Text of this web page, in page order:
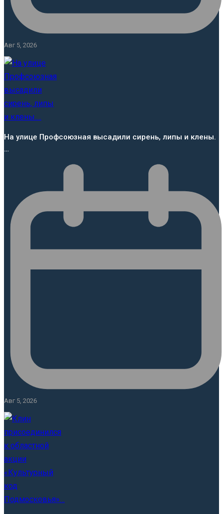
Авг 5, 2026
На улице Профсоюзная высадили сирень, липы и клены.
…
Авг 5, 2026